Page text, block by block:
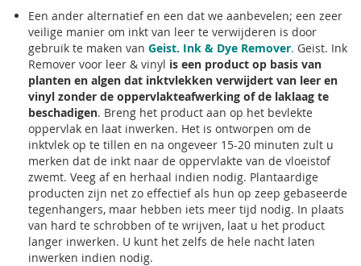
Een ander alternatief en een dat we aanbevelen; een zeer
veilige manier om inkt van leer te verwijderen is door
gebruik te maken van Geist. Ink & Dye Remover. Geist. Ink
Remover voor leer & vinyl is een product op basis van
planten en algen dat inktvlekken verwijdert van leer en
vinyl zonder de oppervlakteafwerking of de laklaag te
beschadigen. Breng het product aan op het bevlekte
oppervlak en laat inwerken. Het is ontworpen om de
inktvlek op te tillen en na ongeveer 15-20 minuten zult u
merken dat de inkt naar de oppervlakte van de vloeistof
zwemt. Veeg af en herhaal indien nodig. Plantaardige
producten zijn net zo effectief als hun op zeep gebaseerde
tegenhangers, maar hebben iets meer tijd nodig. In plaats
van hard te schrobben of te wrijven, laat u het product
langer inwerken. U kunt het zelfs de hele nacht laten
inwerken indien nodig.